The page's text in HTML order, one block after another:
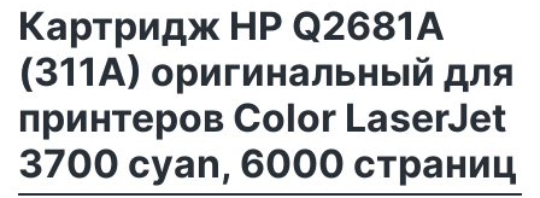
Картридж HP Q2681A
(311A) оригинальный для
принтеров Color LaserJet
3700 cyan, 6000 страниц